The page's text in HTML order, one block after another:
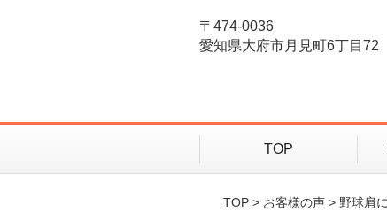
〒474-0036
愛知県大府市月見町6丁目72
TOP
TOP> お客様の声> 野球肩